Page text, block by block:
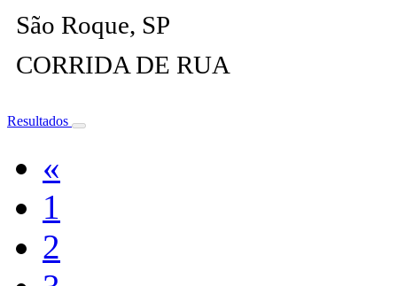
São Roque, SP
CORRIDA DE RUA
Resultados
«
1
2